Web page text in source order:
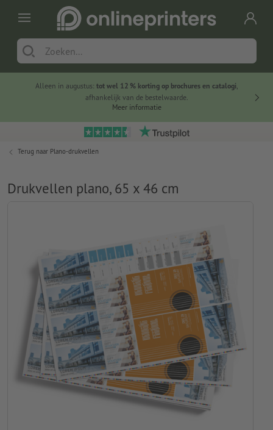
Alleen in augustus: tot wel 12 % korting op brochures en catalogi,
afhankelijk van de bestelwaarde.
Meer informatie
Terug naar Plano-drukvellen
Drukvellen plano, 65 x 46 cm